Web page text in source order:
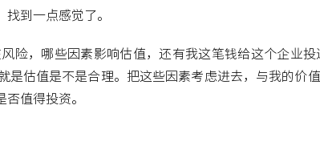
到一点感觉了。
险，哪些因素影响估值，还有我这笔钱给这个企业
估值是不是合理。把这些因素考虑进去，与我的价
值得投资。